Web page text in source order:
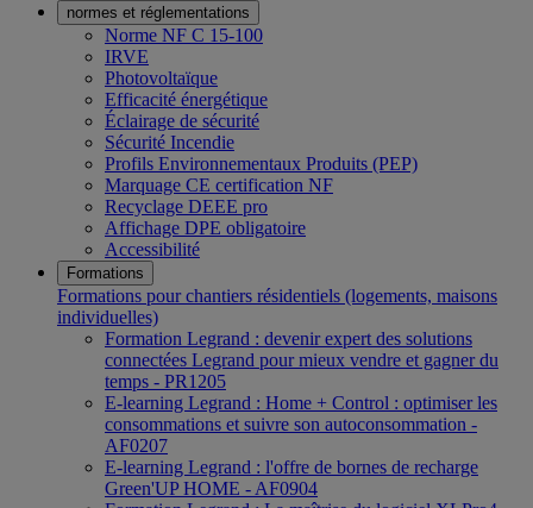
normes et réglementations
Norme NF C 15-100
IRVE
Photovoltaïque
Efficacité énergétique
Éclairage de sécurité
Sécurité Incendie
Profils Environnementaux Produits (PEP)
Marquage CE certification NF
Recyclage DEEE pro
Affichage DPE obligatoire
Accessibilité
Formations
Formations pour chantiers résidentiels (logements, maisons
individuelles)
Formation Legrand : devenir expert des solutions
connectées Legrand pour mieux vendre et gagner du
temps - PR1205
E-learning Legrand : Home + Control : optimiser les
consommations et suivre son autoconsommation -
AF0207
E-learning Legrand : l'offre de bornes de recharge
Green'UP HOME - AF0904